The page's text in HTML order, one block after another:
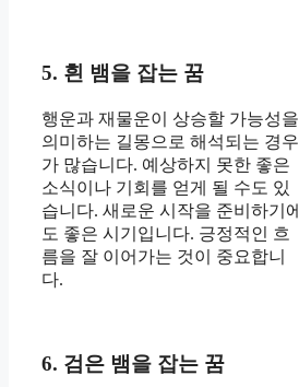
5. 흰 뱀을 잡는 꿈
행운과 재물운이 상승할 가능성을
의미하는 길몽으로 해석되는 경우
가 많습니다. 예상하지 못한 좋은
소식이나 기회를 얻게 될 수도 있
습니다. 새로운 시작을 준비하기에
도 좋은 시기입니다. 긍정적인 흐
름을 잘 이어가는 것이 중요합니
다.
6. 검은 뱀을 잡는 꿈